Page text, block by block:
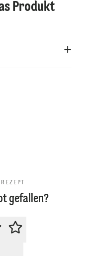
Produkt
gefallen?
DIESES REZEPT